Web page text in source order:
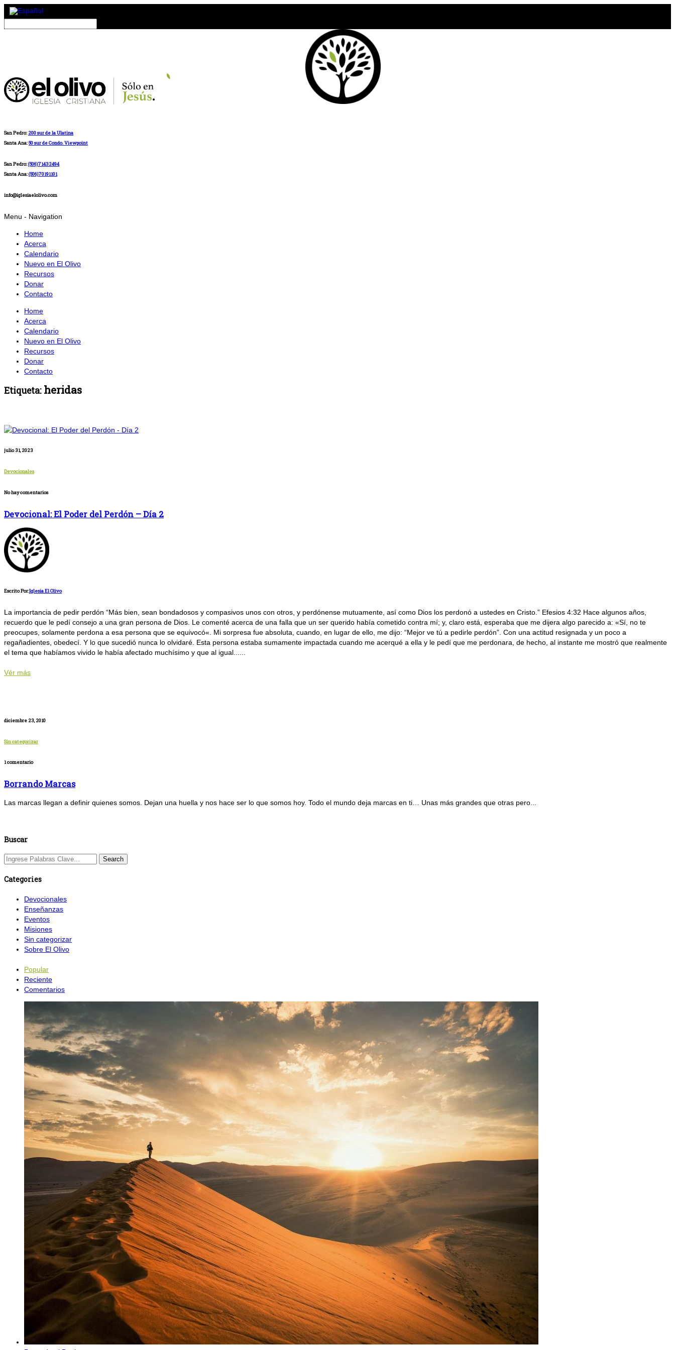
San Pedro: 200 sur de la Ulatina
Santa Ana:50 sur de Condo. Viewpoint
San Pedro:(506)71432494
Santa Ana:(506)70191101
info@iglesiaelolivo.com
Menu - Navigation
Home
Acerca
Calendario
Nuevo en El Olivo
Recursos
Donar
Contacto
Home
Acerca
Calendario
Nuevo en El Olivo
Recursos
Donar
Contacto
Etiqueta:heridas
julio 31, 2023
Devocionales
No hay comentarios
Devocional: El Poder del Perdón – Día 2
Escrito Por:Iglesia El Olivo
La importancia de pedir perdón “Más bien, sean bondadosos y compasivos unos con otros, y perdónense mutuamente, así como Dios los perdonó a ustedes en Cristo.” Efesios 4:32 Hace algunos años,
recuerdo que le pedí consejo a una gran persona de Dios. Le comenté acerca de una falla que un ser querido había cometido contra mí; y, claro está, esperaba que me dijera algo parecido a: «Sí, no te
preocupes, solamente perdona a esa persona que se equivocó«. Mi sorpresa fue absoluta, cuando, en lugar de ello, me dijo: “Mejor ve tú a pedirle perdón”. Con una actitud resignada y un poco a
regañadientes, obedecí. Y lo que sucedió nunca lo olvidaré. Esta persona estaba sumamente impactada cuando me acerqué a ella y le pedí que me perdonara, de hecho, al instante me mostró que realmente
el tema que habíamos vivido le había afectado muchísimo y que al igual......
Vér más
diciembre 23, 2010
Sin categorizar
1 comentario
Borrando Marcas
Las marcas llegan a definir quienes somos. Dejan una huella y nos hace ser lo que somos hoy. Todo el mundo deja marcas en ti… Unas más grandes que otras pero...
Buscar
Categories
Devocionales
Enseñanzas
Eventos
Misiones
Sin categorizar
Sobre El Olivo
Popular
Reciente
Comentarios